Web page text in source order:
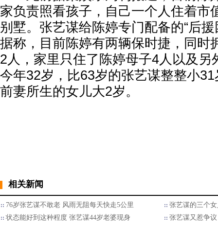
家负责照看孩子，自己一个人住着市
别墅。张艺谋给陈婷专门配备的“后
据称，目前陈婷有两辆保时捷，同时
2人，家里只住了陈婷母子4人以及另
今年32岁，比63岁的张艺谋整整小
前妻所生的女儿大2岁。
相关新闻
76岁张艺谋不敢老 风雨无阻每天快走5公里
张艺谋的三个
状态能好到这种程度 张艺谋44岁老婆现身
张艺谋又惹争